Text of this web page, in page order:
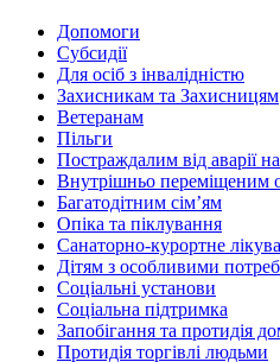
Допомоги
Субсидії
Для осіб з інвалідністю
Захисникам та Захисницям
Ветеранам
Пільги
Постраждалим від аварії
Внутрішньо переміщеним
Багатодітним сім’ям
Опіка та піклування
Санаторно-курортне
Дітям з особливими
Соціальні установи
Соціальна підтримка
Запобігання та протидія
Протидія торгівлі людьми